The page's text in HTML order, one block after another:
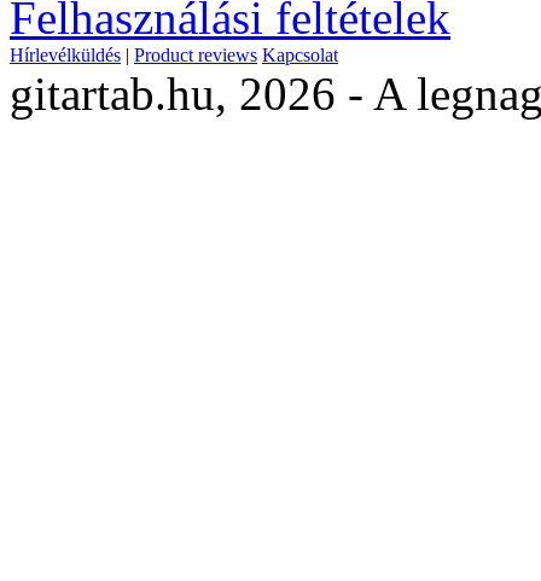
Felhasználási feltételek
Hírlevélküldés | Product reviews Kapcsolat
gitartab.hu, 2026 - A